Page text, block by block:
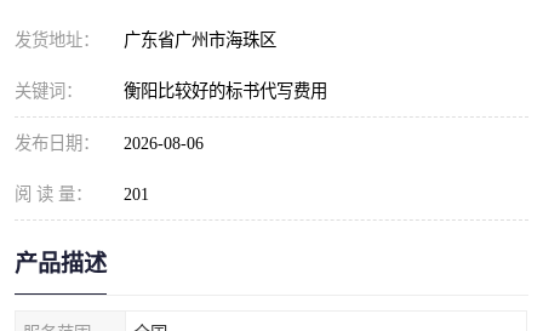
发货地址： 广东省广州市海珠区
关键词： 衡阳比较好的标书代写费用
发布日期： 2026-08-06
阅 读 量： 201
产品描述